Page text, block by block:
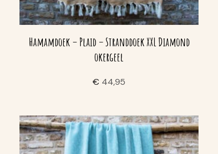
Hamamdoek – Plaid – Stranddoek XXL Diamond
okergeel
€ 44,95